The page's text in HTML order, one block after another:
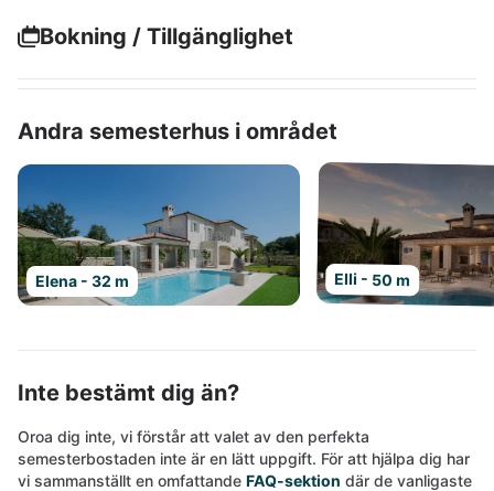
Bokning / Tillgänglighet
Andra semesterhus i området
Elena - 32 m Elli - 50 m
Inte bestämt dig än?
Oroa dig inte, vi förstår att valet av den perfekta
semesterbostaden inte är en lätt uppgift. För att hjälpa dig har
vi sammanställt en omfattande FAQ-sektion där de vanligaste